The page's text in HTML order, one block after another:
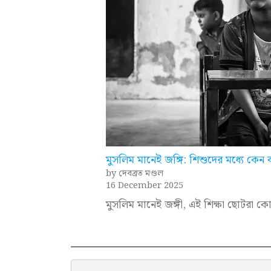
মুসলিম মানেই জঙ্গি: শিশুদের মধ্যে কেন
by দেবব্রত মণ্ডল
16 December 2025
মুসলিম মানেই জঙ্গী, এই শিক্ষা ছোটরা